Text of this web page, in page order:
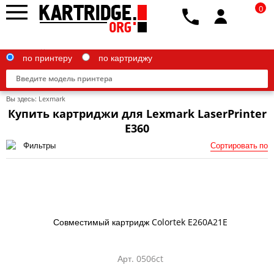
Brother
по принтеру по картриджу
0
Вы здесь: Lexmark
Купить картриджи для Lexmark LaserPrinter
E360
Фильтры Сортировать по
Совместимый картридж Colortek E260A21E
Арт. 0506ct